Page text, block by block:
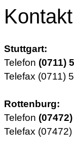
Kontakt
Stuttgart:
Telefon (0711)
Telefax (0711)
Rottenburg:
Telefon
Telefax